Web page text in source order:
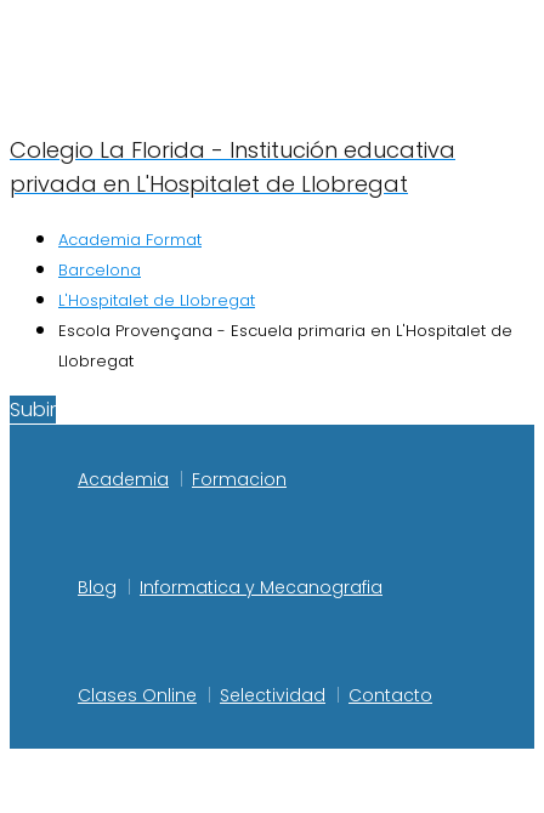
Colegio La Florida - Institución educativa
privada en L'Hospitalet de Llobregat
Academia Format
Barcelona
L'Hospitalet de Llobregat
Escola Provençana - Escuela primaria en L'Hospitalet de
Llobregat
Subir
Academia Formacion
Blog Informatica y Mecanografia
Clases Online Selectividad Contacto